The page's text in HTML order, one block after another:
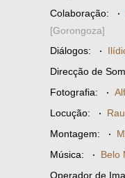
Colaboração: ·
[Gorongoza]
Diálogos: ·
Direcção de
Fotografia: ·
Locução: ·
Montagem: ·
Música: · Belo
Operador de